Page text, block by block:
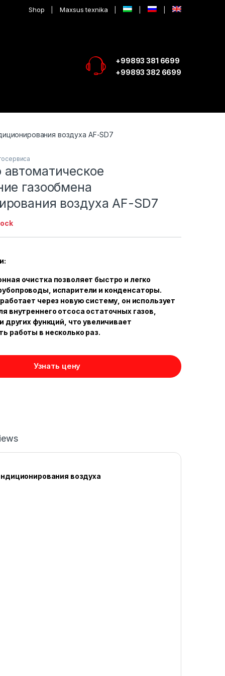
Shop Maxsus texnika
+99893 381 6699
+99893 382 6699
воздуха AF-SD7
газообмена
воздуха AF-SD7
очистка позволяет быстро и легко
испарители и конденсаторы.
через новую систему, он использует
внутреннего отсоса остаточных газов,
других функций, что увеличивает
работы в несколько раз.
Узнать цену
воздуха